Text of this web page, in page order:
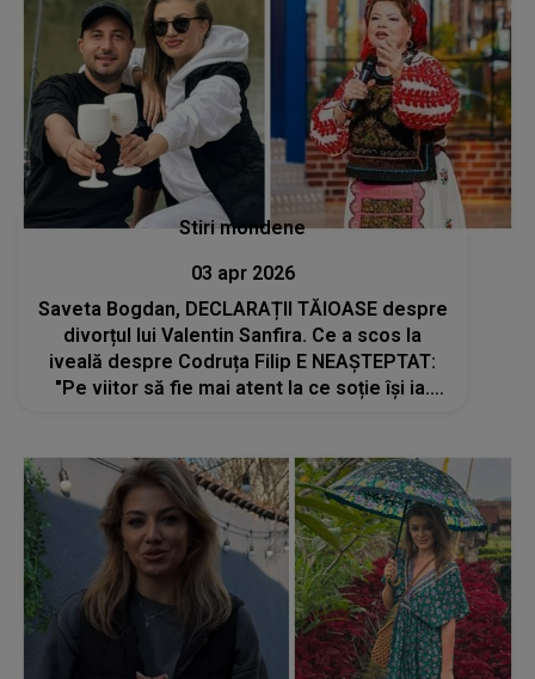
Stiri mondene
03 apr 2026
Saveta Bogdan, DECLARAȚII TĂIOASE despre
divorțul lui Valentin Sanfira. Ce a scos la
iveală despre Codruța Filip E NEAȘTEPTAT:
"Pe viitor să fie mai atent la ce soție își ia.